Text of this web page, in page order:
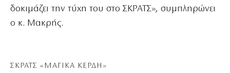
δοκιμάζει την τύχη του στο ΣΚΡΑΤΣ», συμπληρώνει
ο κ. Μακρής.
ΣΚΡΑΤΣ «ΜΑΓΙΚΑ ΚΕΡΔΗ»